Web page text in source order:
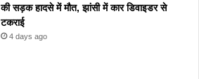
की सड़क हादसे में मौत, झांसी में कार डिवाइडर से
टकराई
4 days ago